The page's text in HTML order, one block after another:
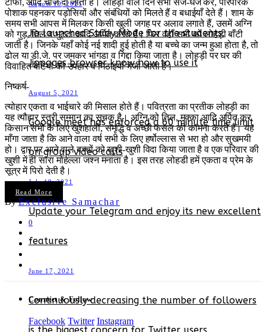
August 19, 2021
Jio launched Study Mode for the students,
Jiopages browser know how to use it
August 5, 2021
Google meet has enforced a 60 minute time limit
on group video calls
July 19, 2021
Update your Telegram and enjoy its new excellent
features
June 17, 2021
Continuously decreasing the number of followers
पोशाक पहनकर पड़ोसियों और संबंधियों को मिलते हैं व बधाईयाँ देते हैं। शाम के
समय सभी आपस में मिलकर किसी खुली जगह पर अलाव लगाते हैं, उसमें अग्नि
को गुड़, तिल व भुट्टा आदि अर्पित करते हैं। फिर वहाँ सभी को लोहड़ी बाँटी
जाती है। जिनके यहाँ कोई नई शादी हुई होती है या बच्चे का जन्म हुआ होता है, तो
ढोल या डी.जे. पर जमकर भांगडा व गिद्दा किया जाता है। लोहड़ी पर घर की
विवाहित बेटियों को उपहार व मिठाइ‌याँ भेजी जाती हैं।
निष्कर्ष-
त्योहार एकता व भाईचारे की मिसाल होते हैं। पवित्रता का प्रतीक लोहड़ी का
यह त्यौहार स्त्री सम्मान का सूचक है। अग्नि को तिल, मक्का आदि अर्पित कर
किसान सभी के लिए खुशहाली, समृद्धि व अच्छी फसल की कामना करते हैं। यह
माँगा जाता है कि आने वाला वर्ष सभी के लिए हर्षोल्लास से भरा हो और सुखमयी
हो। द्वार पर आने वाले बच्चों को खुशी-खुशी विदा किया जाता है व एक परिवार की
खुशी में ही सारा मोहल्ला जश्न मनाता है। इस तरह लोहडी हमें एकता व प्रेम के
सूत्र में पिरो देती है।
Read More
By Exclusive Samachar
0
Connect & Follow
Facebook Twitter Instagram